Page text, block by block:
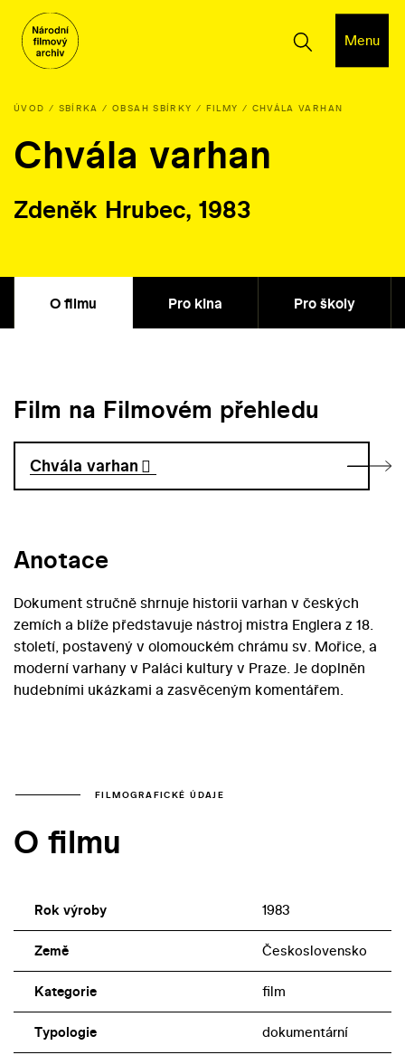
Menu
ÚVOD SBÍRKA OBSAH SBÍRKY FILMY CHVÁLA VARHAN
Chvála varhan
Zdeněk Hrubec, 1983
O filmu Pro kina Pro školy
Film na Filmovém přehledu
Chvála varhan
Anotace
Dokument stručně shrnuje historii varhan v českých
zemích a blíže představuje nástroj mistra Englera z 18.
století, postavený v olomouckém chrámu sv. Mořice, a
moderní varhany v Paláci kultury v Praze. Je doplněn
hudebními ukázkami a zasvěceným komentářem.
FILMOGRAFICKÉ ÚDAJE
O filmu
Rok výroby 1983
Země Československo
Kategorie film
Typologie dokumentární